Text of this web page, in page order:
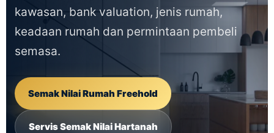
kawasan, bank valuation, jenis rumah,
keadaan rumah dan permintaan pembeli
semasa.
Semak Nilai Rumah Freehold
Servis Semak Nilai Hartanah